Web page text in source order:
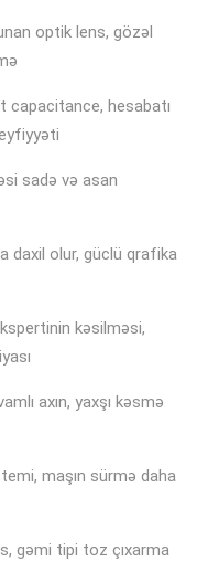
optik lens, gözəl
capacitance, hesabatı
sadə və asan
daxil olur, güclü qrafika
kəsilməsi,
axın, yaxşı kəsmə
maşın sürmə daha
gəmi tipi toz çıxarma